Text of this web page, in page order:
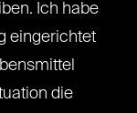
Ich habe
eingerichtet
die